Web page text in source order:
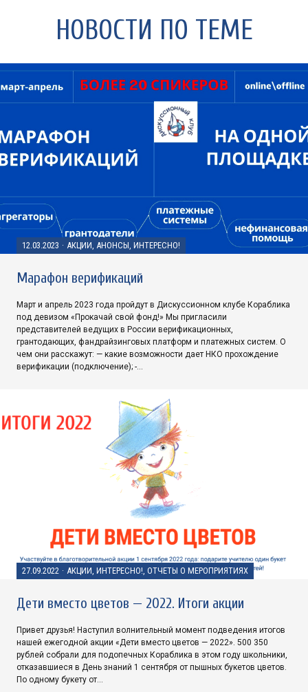
НОВОСТИ ПО ТЕМЕ
12.03.2023 · АКЦИИ, АНОНСЫ, ИНТЕРЕСНО!
Марафон верификаций
Март и апрель 2023 года пройдут в Дискуссионном клубе Кораблика
под девизом «Прокачай свой фонд!» Мы пригласили
представителей ведущих в России верификационных,
грантодающих, фандрайзинговых платформ и платежных систем. О
чем они расскажут: — какие возможности дает НКО прохождение
верификации (подключение); -…
27.09.2022 · АКЦИИ, ИНТЕРЕСНО!, ОТЧЕТЫ О МЕРОПРИЯТИЯХ
Дети вместо цветов — 2022. Итоги акции
Привет друзья! Наступил волнительный момент подведения итогов
нашей ежегодной акции «Дети вместо цветов — 2022». 500 350
рублей собрали для подопечных Кораблика в этом году школьники,
отказавшиеся в День знаний 1 сентября от пышных букетов цветов.
По одному букету от…